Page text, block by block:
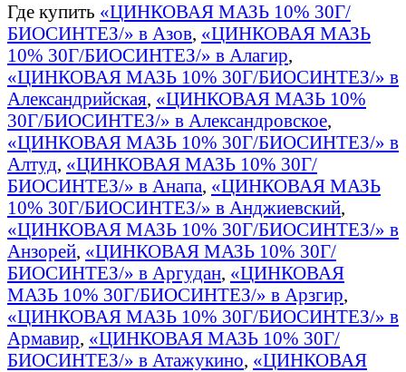
Где купить «ЦИНКОВАЯ МАЗЬ 10% 30Г/
БИОСИНТЕЗ/» в Азов, «ЦИНКОВАЯ МАЗЬ
10% 30Г/БИОСИНТЕЗ/» в Алагир,
«ЦИНКОВАЯ МАЗЬ 10% 30Г/БИОСИНТЕЗ/» в
Александрийская, «ЦИНКОВАЯ МАЗЬ 10%
30Г/БИОСИНТЕЗ/» в Александровское,
«ЦИНКОВАЯ МАЗЬ 10% 30Г/БИОСИНТЕЗ/» в
Алтуд, «ЦИНКОВАЯ МАЗЬ 10% 30Г/
БИОСИНТЕЗ/» в Анапа, «ЦИНКОВАЯ МАЗЬ
10% 30Г/БИОСИНТЕЗ/» в Анджиевский,
«ЦИНКОВАЯ МАЗЬ 10% 30Г/БИОСИНТЕЗ/» в
Анзорей, «ЦИНКОВАЯ МАЗЬ 10% 30Г/
БИОСИНТЕЗ/» в Аргудан, «ЦИНКОВАЯ
МАЗЬ 10% 30Г/БИОСИНТЕЗ/» в Арзгир,
«ЦИНКОВАЯ МАЗЬ 10% 30Г/БИОСИНТЕЗ/» в
Армавир, «ЦИНКОВАЯ МАЗЬ 10% 30Г/
БИОСИНТЕЗ/» в Атажукино, «ЦИНКОВАЯ